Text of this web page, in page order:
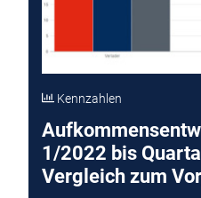
Kennzahlen
1/2022 bis
Vergleich zum